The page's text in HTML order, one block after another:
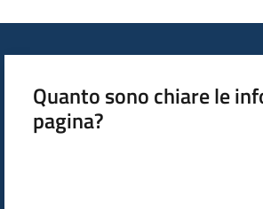
Quanto sono chiare le
pagina?